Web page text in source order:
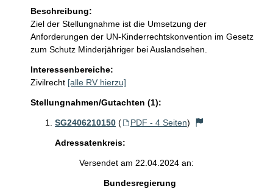
Beschreibung:
Ziel der Stellungnahme ist die Umsetzung der
Anforderungen der UN-Kinderrechtskonvention im Gesetz
zum Schutz Minderjähriger bei Auslandsehen.
Interessenbereiche:
Zivilrecht [alle RV hierzu]
Stellungnahmen/Gutachten (1):
SG2406210150 ( PDF - 4 Seiten)
Adressatenkreis:
Versendet am 22.04.2024 an:
Bundesregierung